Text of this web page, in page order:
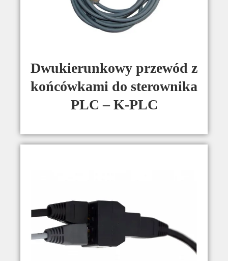
Dwukierunkowy przewód z
końcówkami do sterownika
PLC – K-PLC